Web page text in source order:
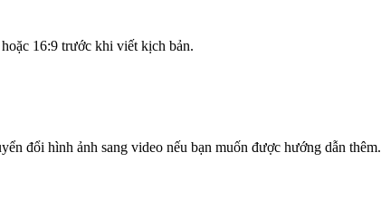
16:9 trước khi viết kịch bản.
đổi hình ảnh sang video nếu bạn muốn được hướng dẫn thêm.